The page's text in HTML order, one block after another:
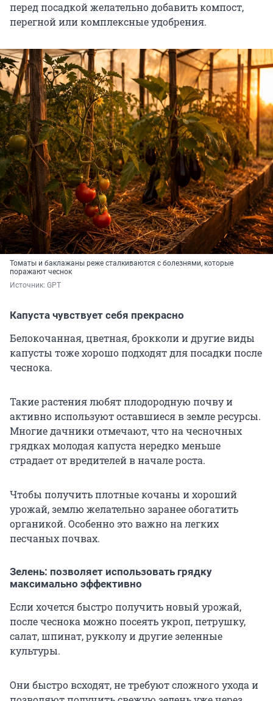
перед посадкой желательно добавить компост,
перегной или комплексные удобрения.
Томаты и баклажаны реже сталкиваются с болезнями, которые
поражают чеснок
Источник: GPT
Капуста чувствует себя прекрасно
Белокочанная, цветная, брокколи и другие виды
капусты тоже хорошо подходят для посадки после
чеснока.
Такие растения любят плодородную почву и
активно используют оставшиеся в земле ресурсы.
Многие дачники отмечают, что на чесночных
грядках молодая капуста нередко меньше
страдает от вредителей в начале роста.
Чтобы получить плотные кочаны и хороший
урожай, землю желательно заранее обогатить
органикой. Особенно это важно на легких
песчаных почвах.
Зелень: позволяет использовать грядку
максимально эффективно
Если хочется быстро получить новый урожай,
после чеснока можно посеять укроп, петрушку,
салат, шпинат, рукколу и другие зеленные
культуры.
Они быстро всходят, не требуют сложного ухода и